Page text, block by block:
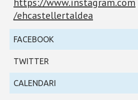
/ehcastellertaldea
FACEBOOK
TWITTER
CALENDARI